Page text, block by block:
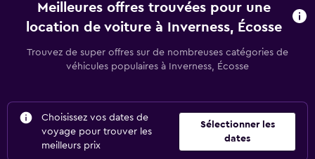
Meilleures offres trouvées pour une
location de voiture à Inverness, Écosse
Trouvez de super offres sur de nombreuses catégories de
véhicules populaires à Inverness, Écosse
Choisissez vos dates de
voyage pour trouver les
meilleurs prix
Sélectionner les
dates